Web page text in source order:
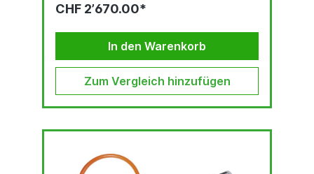
Sicherheits-Uberdruckventil bis 680 bar.
gestaltetem Griff „Softtouch“. Akkupakete
konnen von zwei Seiten eingeschoben werden,
dadurch Gewichtsausgleich. Technische...
CHF 2’670.00*
In den Warenkorb
Zum Vergleich hinzufügen